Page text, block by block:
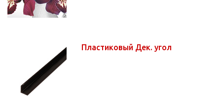
Пластиковый Дек. угол